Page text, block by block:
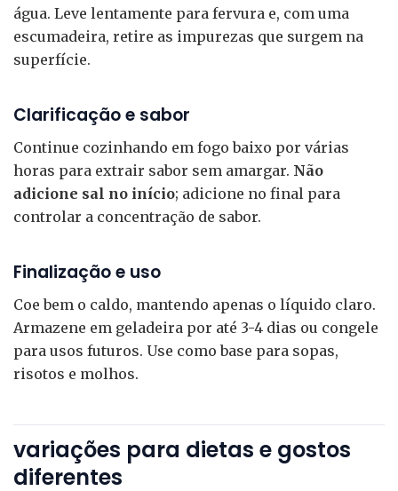
água. Leve lentamente para fervura e, com uma
escumadeira, retire as impurezas que surgem na
superfície.
Clarificação e sabor
Continue cozinhando em fogo baixo por várias
horas para extrair sabor sem amargar. Não
adicione sal no início; adicione no final para
controlar a concentração de sabor.
Finalização e uso
Coe bem o caldo, mantendo apenas o líquido claro.
Armazene em geladeira por até 3-4 dias ou congele
para usos futuros. Use como base para sopas,
risotos e molhos.
variações para dietas e gostos
diferentes